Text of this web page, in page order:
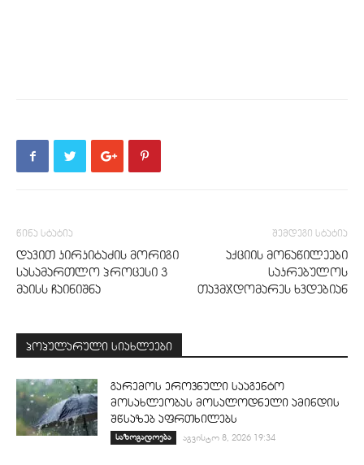
წინა სტატია
დავით კირკიტაძის მორიგი
სასამართლო პროცესი 3
მაისს ჩაინიშნა
შემდეგი სტატია
აქციის მონაწილეები
საკრებულოს
თავმჯდომარეს ხვდებიან
პოპულარული სიახლეები
გარემოს ეროვნული სააგენტო
მოსახლეობას მოსალოდნელი ამინდის
შწსაზებ აფრთხილებს
საზოგადოება აგვისტო 8, 2026 19:34